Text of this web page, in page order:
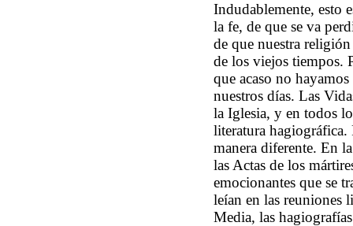
Indudablemente, esto
la fe, de que se va
de que nuestra
de los viejos tiempos.
que acaso no
nuestros días. Las
la Iglesia, y en todos
literatura hagiográfica.
manera diferente. En
las Actas de los
emocionantes que se
leían en las reuniones
Media, las